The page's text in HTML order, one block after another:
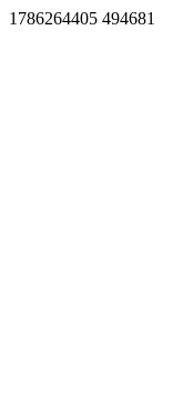
1786264405 494681